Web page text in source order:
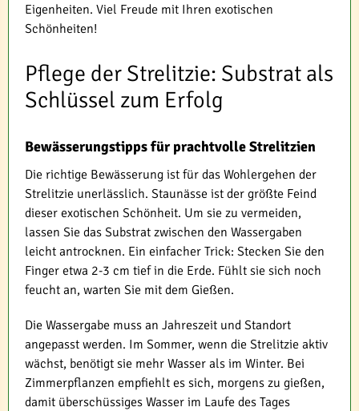
Eigenheiten. Viel Freude mit Ihren exotischen
Schönheiten!
Pflege der Strelitzie: Substrat als
Schlüssel zum Erfolg
Bewässerungstipps für prachtvolle Strelitzien
Die richtige Bewässerung ist für das Wohlergehen der
Strelitzie unerlässlich. Staunässe ist der größte Feind
dieser exotischen Schönheit. Um sie zu vermeiden,
lassen Sie das Substrat zwischen den Wassergaben
leicht antrocknen. Ein einfacher Trick: Stecken Sie den
Finger etwa 2-3 cm tief in die Erde. Fühlt sie sich noch
feucht an, warten Sie mit dem Gießen.
Die Wassergabe muss an Jahreszeit und Standort
angepasst werden. Im Sommer, wenn die Strelitzie aktiv
wächst, benötigt sie mehr Wasser als im Winter. Bei
Zimmerpflanzen empfiehlt es sich, morgens zu gießen,
damit überschüssiges Wasser im Laufe des Tages